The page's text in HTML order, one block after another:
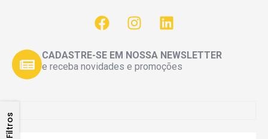
Filtros
CADASTRE-SE EM NOSSA NEWSLETTER
e receba novidades e promoções